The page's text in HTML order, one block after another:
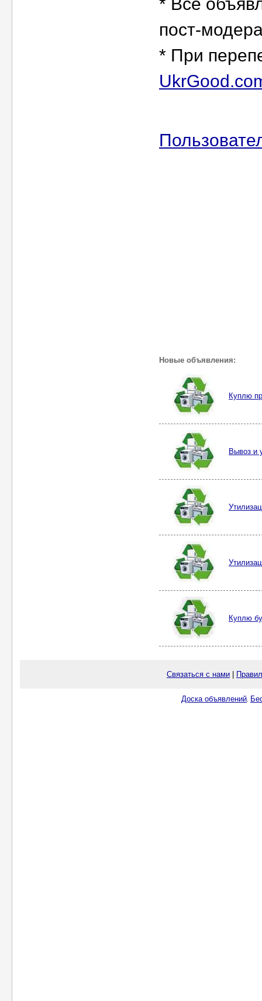
пост-
* При
Новые объявления:
Куплю
Вывоз и
Куплю
Связаться с нами
Доска объявлений